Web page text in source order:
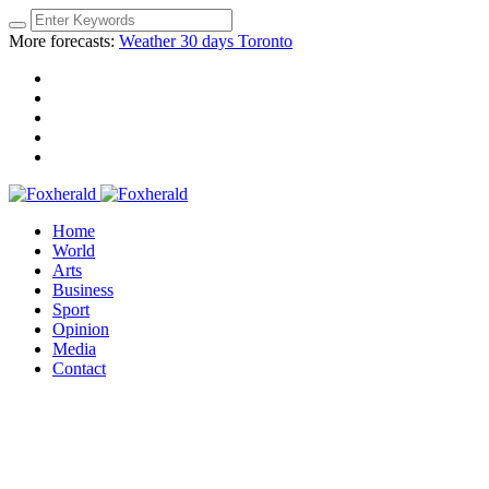
More forecasts: Weather 30 days Toronto
Home
World
Arts
Business
Sport
Opinion
Media
Contact